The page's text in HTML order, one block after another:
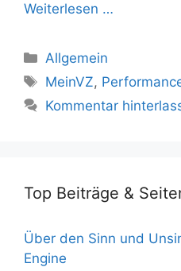
Weiterlesen …
Kategorien
Allgemein
Schlagwörter
MeinVZ,
Kommentar
Top Beiträge &
Über den Sinn und
Engine